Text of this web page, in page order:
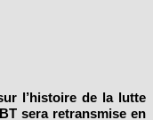
l’histoire de la lutte
sera retransmise en